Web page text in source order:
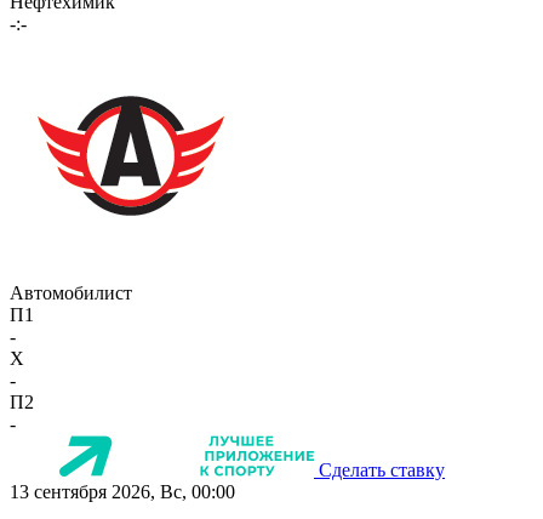
-:-
Автомобилист
П1
-
X
-
П2
-
Сделать ставку
13 сентября 2026, Вс, 00:00